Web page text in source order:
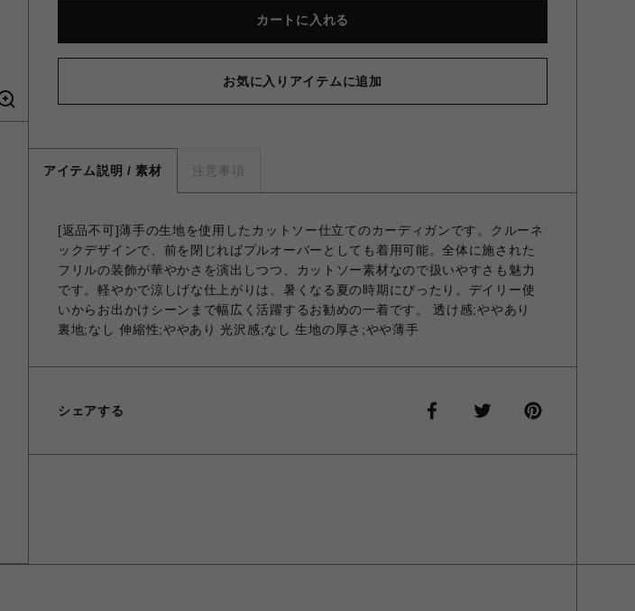
カートに入れる
お気に入りアイテムに追加
アイテム説明 / 素材 注意事項
[返品不可]薄手の生地を使用したカットソー仕立てのカーディガンです。クルーネ
ックデザインで、前を閉じればプルオーバーとしても着用可能。全体に施された
フリルの装飾が華やかさを演出しつつ、カットソー素材なので扱いやすさも魅力
です。軽やかで涼しげな仕上がりは、暑くなる夏の時期にぴったり。デイリー使
いからお出かけシーンまで幅広く活躍するお勧めの一着です。 透け感;ややあり
裏地;なし 伸縮性;ややあり 光沢感;なし 生地の厚さ;やや薄手
シェアする